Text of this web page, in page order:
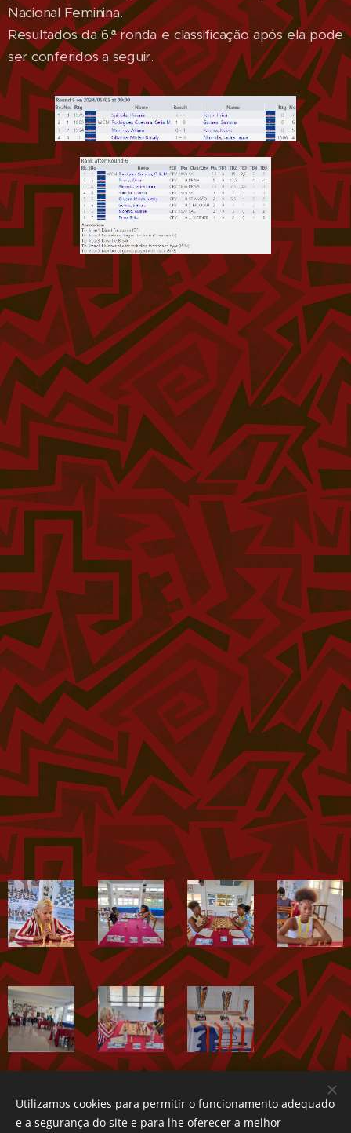
Nacional Feminina.
Resultados da 6.ª ronda e classificação após ela pode
ser conferidos a seguir.
Share
Utilizamos cookies para permitir o funcionamento adequado
e a segurança do site e para lhe oferecer a melhor